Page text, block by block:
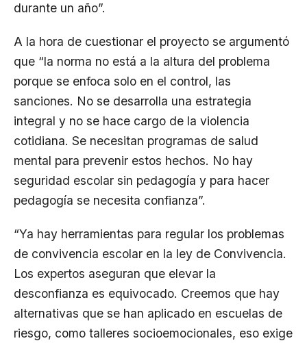
durante un año”.
A la hora de cuestionar el proyecto se argumentó
que “la norma no está a la altura del problema
porque se enfoca solo en el control, las
sanciones. No se desarrolla una estrategia
integral y no se hace cargo de la violencia
cotidiana. Se necesitan programas de salud
mental para prevenir estos hechos. No hay
seguridad escolar sin pedagogía y para hacer
pedagogía se necesita confianza”.
“Ya hay herramientas para regular los problemas
de convivencia escolar en la ley de Convivencia.
Los expertos aseguran que elevar la
desconfianza es equivocado. Creemos que hay
alternativas que se han aplicado en escuelas de
riesgo, como talleres socioemocionales, eso exige